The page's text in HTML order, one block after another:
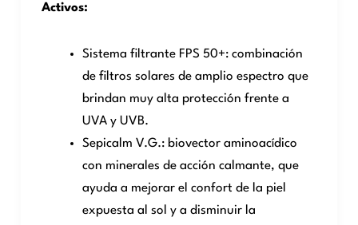
Activos:
Sistema filtrante FPS 50+: combinación
de filtros solares de amplio espectro que
brindan muy alta protección frente a
UVA y UVB.
Sepicalm V.G.: biovector aminoacídico
con minerales de acción calmante, que
ayuda a mejorar el confort de la piel
expuesta al sol y a disminuir la